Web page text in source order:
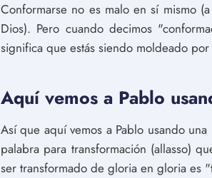
Conformarse no es malo en sí mismo
Dios). Pero cuando decimos
significa que estás siendo moldeado
Aquí vemos a Pablo
Así que aquí vemos a Pablo usando
palabra para transformación (allasso)
ser transformado de gloria en gloria es